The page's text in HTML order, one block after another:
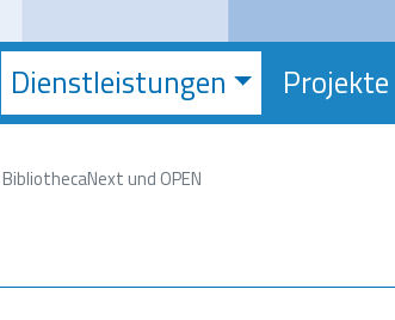
Dienstleistungen Projekte
BibliothecaNext und OPEN